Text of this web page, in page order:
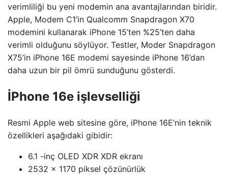
verimliliği bu yeni modemin ana avantajlarından biridir.
Apple, Modem C1’in Qualcomm Snapdragon X70
modemini kullanarak iPhone 15’ten %25’ten daha
verimli olduğunu söylüyor. Testler, Moder Snapdragon
X75’in iPhone 16E modemi sayesinde iPhone 16’dan
daha uzun bir pil ömrü sunduğunu gösterdi.
İPhone 16e işlevselliği
Resmi Apple web sitesine göre, iPhone 16E’nin teknik
özellikleri aşağıdaki gibidir:
6.1 -inç OLED XDR XDR ekranı
2532 x 1170 piksel çözünürlük